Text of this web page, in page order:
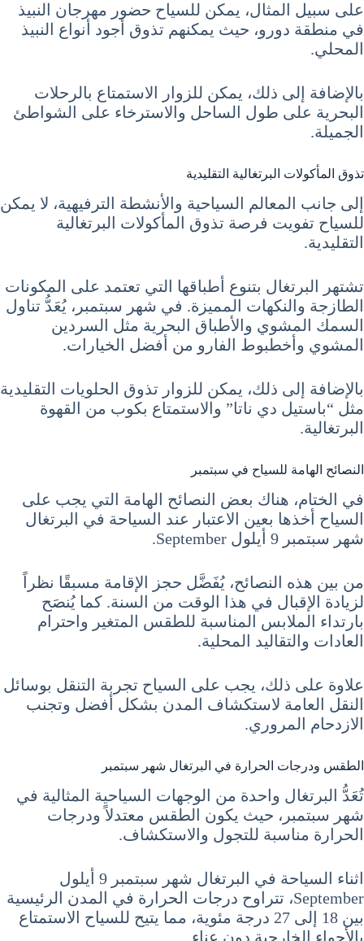
على سبيل المثال، يمكن للسياح حضور مهرجان النبيذ
في منطقة دورو، حيث يمكنهم تذوق أجود أنواع النبيذ
المحلي.
بالإضافة إلى ذلك، يمكن للزوار الاستمتاع بالرحلات
البحرية على طول الساحل والاسترخاء على الشواطئ
الجميلة.
تذوق المأكولات البرتغالية التقليدية
إلى جانب المعالم السياحية والأنشطة الترفيهية، لا يمكن
للسياح تفويت فرصة تذوق المأكولات البرتغالية
التقليدية.
تشتهر البرتغال بتنوع أطباقها التي تعتمد على المكونات
الطازجة والنكهات المميزة. في شهر سبتمبر، يُعَدُّ تناول
السمك المشوي والأطباق البحرية مثل السردين
المشوي وأخطبوط الفارو من أفضل الخيارات.
بالإضافة إلى ذلك، يمكن للزوار تذوق الحلويات التقليدية
مثل “باستيل دي ناتا” والاستمتاع بكوب من القهوة
البرتغالية.
النصائح الهامة للسياح في سبتمبر
في الختام، هناك بعض النصائح الهامة التي يجب على
السياح أخذها بعين الاعتبار عند السياحة في البرتغال
شهر سبتمبر 9 أيلول September.
من بين هذه النصائح، يُفَضَّل حجز الإقامة مسبقًا نظراً
لزيادة الإقبال في هذا الوقت من السنة. كما يُنصَح
بارتداء الملابس المناسبة للطقس المتغير واحترام
العادات والتقاليد المحلية.
علاوة على ذلك، يجب على السياح تجربة التنقل بوسائل
النقل العامة لاستكشاف المدن بشكل أفضل وتجنب
الازدحام المروري.
الطقس ودرجات الحرارة في البرتغال شهر سبتمبر
تُعَدُّ البرتغال واحدة من الوجهات السياحية المثالية في
شهر سبتمبر، حيث يكون الطقس معتدلاً ودرجات
الحرارة مناسبة للتجول والاستكشاف.
اثناء السياحة في البرتغال شهر سبتمبر 9 أيلول
September، تتراوح درجات الحرارة في المدن الرئيسية
بين 18 إلى 27 درجة مئوية، مما يتيح للسياح الاستمتاع
بالأجواء الخارجية دون عناء.